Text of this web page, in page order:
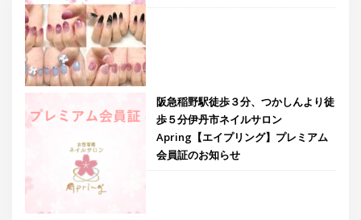
阪急稲野駅徒歩３分、つかしんより徒
歩５分伊丹市ネイルサロン
Apring【エイプリング】プレミアム
会員証のお知らせ